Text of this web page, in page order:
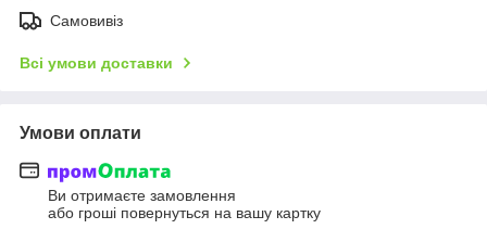
Самовивіз
Всі умови доставки
Умови оплати
Ви отримаєте замовлення
або гроші повернуться на вашу картку